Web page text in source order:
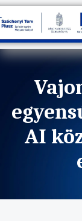
AI